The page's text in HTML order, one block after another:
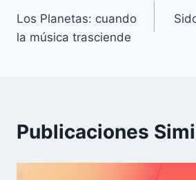
de
Los Planetas: cuando
la música trasciende
Publicaciones